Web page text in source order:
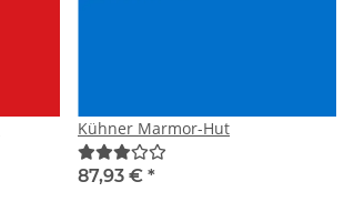
Kühner Marmor-Hut
87,93 € *